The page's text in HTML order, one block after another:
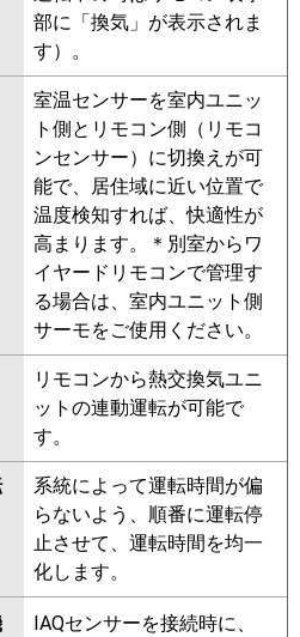
部に「換気」が表示されま
す）。
室温センサーを室内ユニッ
ト側とリモコン側（リモコ
ンセンサー）に切換えが可
能で、居住域に近い位置で
温度検知すれば、快適性が
高まります。＊別室からワ
イヤードリモコンで管理す
る場合は、室内ユニット側
サーモをご使用ください。
リモコンから熱交換気ユニ
ットの連動運転が可能で
す。
系統によって運転時間が偏
らないよう、順番に運転停
止させて、運転時間を均一
化します。
IAQセンサーを接続時に、